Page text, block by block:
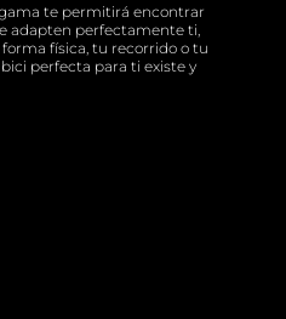
te permitirá encontrar
adapten perfectamente ti,
física, tu recorrido o tu
perfecta para ti existe y